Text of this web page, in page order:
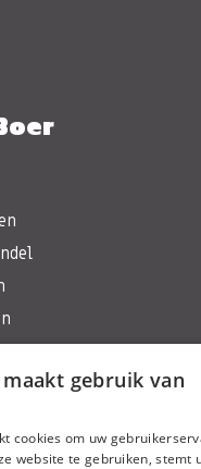
Boer Noten
gebruik van
cookies om uw
website te gebruiken, stemt